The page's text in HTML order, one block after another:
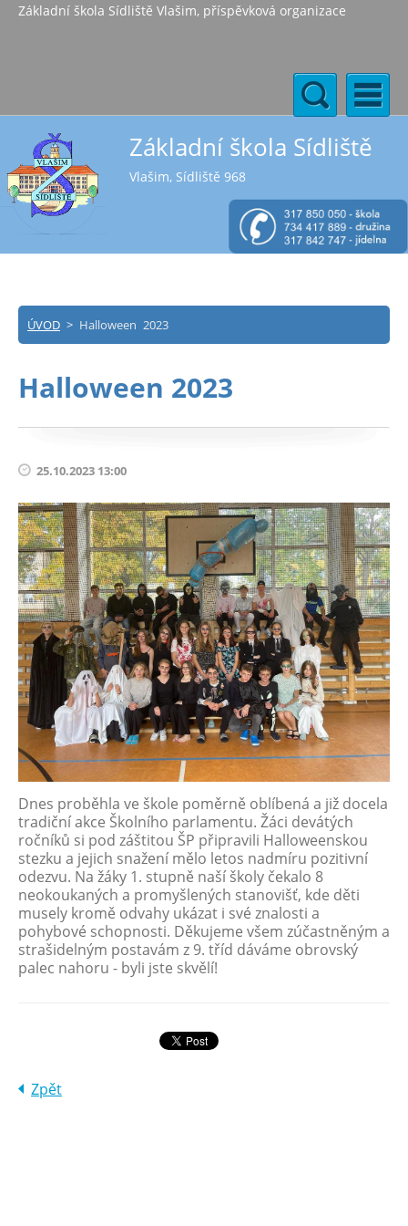
Základní škola Sídliště Vlašim, příspěvková organizace
Základní škola Sídliště
Vlašim, Sídliště 968
ÚVOD > Halloween 2023
Halloween 2023
25.10.2023 13:00
Dnes proběhla ve škole poměrně oblíbená a již docela
tradiční akce Školního parlamentu. Žáci devátých
ročníků si pod záštitou ŠP připravili Halloweenskou
stezku a jejich snažení mělo letos nadmíru pozitivní
odezvu. Na žáky 1. stupně naší školy čekalo 8
neokoukaných a promyšlených stanovišť, kde děti
musely kromě odvahy ukázat i své znalosti a
pohybové schopnosti. Děkujeme všem zúčastněným a
strašidelným postavám z 9. tříd dáváme obrovský
palec nahoru - byli jste skvělí!
Zpět